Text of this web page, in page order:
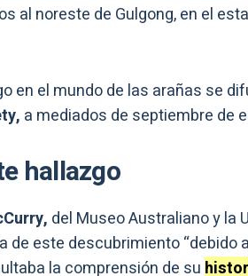
al noreste de Gulgong, en el
en el mundo de las arañas se
a mediados de septiembre de
hallazgo
del Museo Australiano y la
de este descubrimiento “debido
la comprensión de su